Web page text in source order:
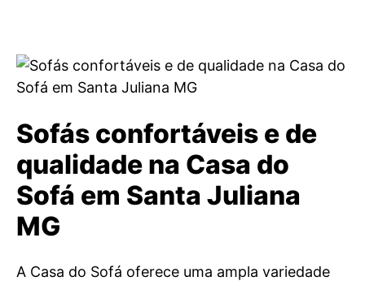
Sofás confortáveis e de
qualidade na Casa do
Sofá em Santa Juliana
MG
A Casa do Sofá oferece uma ampla variedade